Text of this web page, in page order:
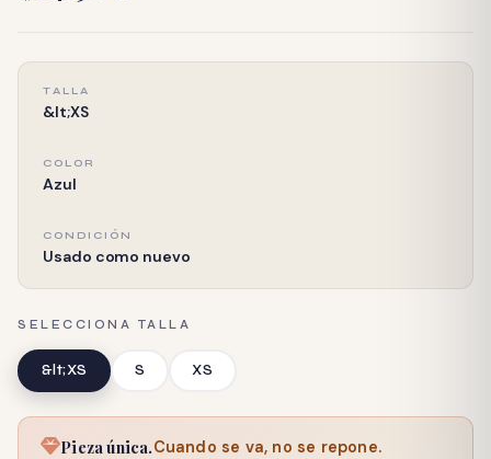
TALLA
&lt;XS
COLOR
Azul
CONDICIÓN
Usado como nuevo
SELECCIONA TALLA
&lt;XS S XS
Pieza única.Cuando se va, no se repone.